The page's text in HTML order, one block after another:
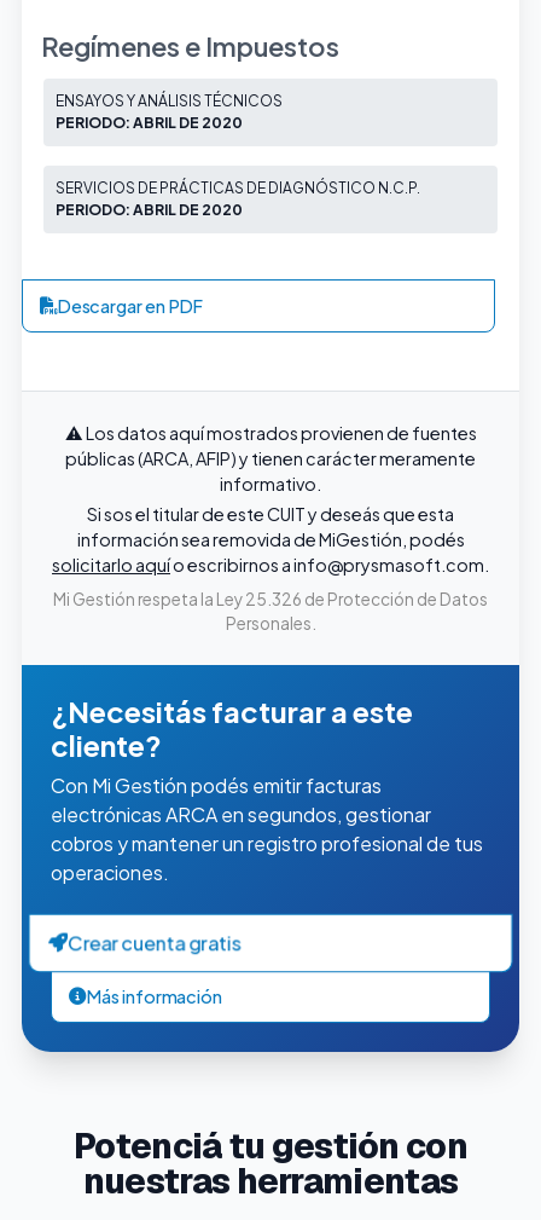
Regímenes e Impuestos
ENSAYOS Y ANÁLISIS TÉCNICOS
PERIODO: ABRIL DE 2020
SERVICIOS DE PRÁCTICAS DE DIAGNÓSTICO N.C.P.
PERIODO: ABRIL DE 2020
Descargar en PDF
⚠️ Los datos aquí mostrados provienen de fuentes
públicas (ARCA, AFIP) y tienen carácter meramente
informativo.
Si sos el titular de este CUIT y deseás que esta
información sea removida de MiGestión, podés
solicitarlo aquío escribirnos ainfo@prysmasoft.com
Mi Gestión respeta la Ley 25.326 de Protección de Datos
Personales.
¿Necesitás facturar a este
cliente?
Con Mi Gestión podés emitir facturas
electrónicas ARCA en segundos, gestionar
cobros y mantener un registro profesional de tus
operaciones.
Crear cuenta gratis
Más información
Potenciá tu gestión con
nuestras herramientas